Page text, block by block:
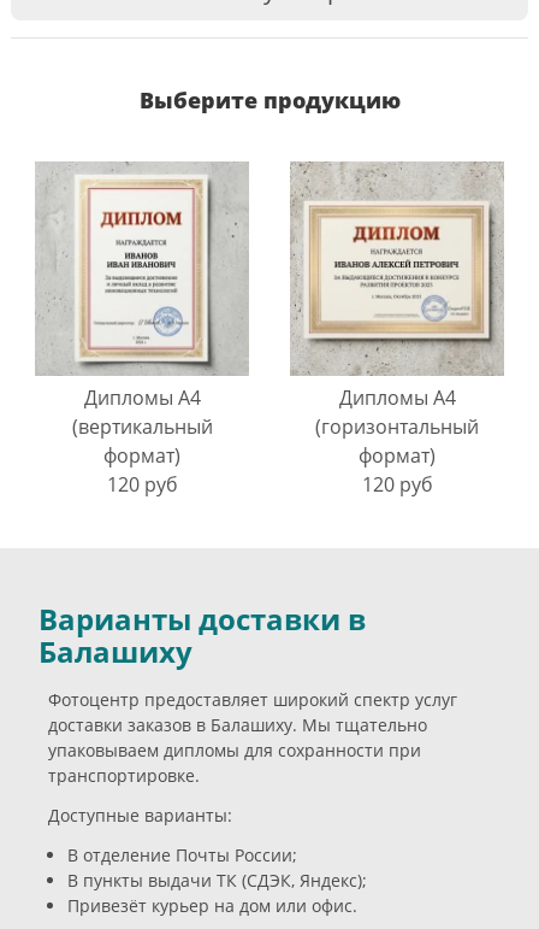
Выберите продукцию
Дипломы A4
(вертикальный
формат)
120 руб
Дипломы A4
(горизонтальный
формат)
120 руб
Варианты доставки в
Балашиху
Фотоцентр предоставляет широкий спектр услуг
доставки заказов в Балашиху. Мы тщательно
упаковываем дипломы для сохранности при
транспортировке.
Доступные варианты:
В отделение Почты России;
В пункты выдачи ТК (СДЭК, Яндекс);
Привезёт курьер на дом или офис.